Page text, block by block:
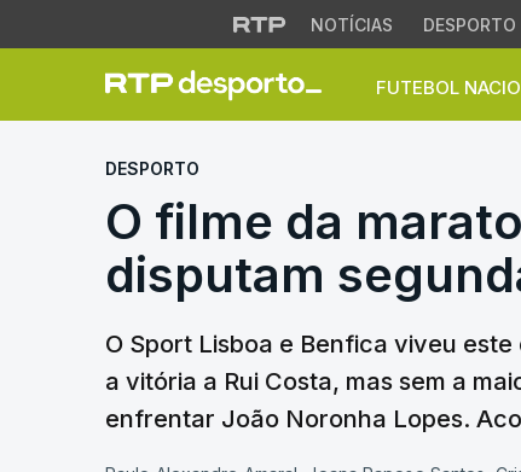
NOTÍCIAS DESPORTO
FUTEBOL
O filme da
DESPORTO
O filme da
disputam
O Sport Lisboa e Benfica viveu
a vitória a Rui Costa, mas sem a
enfrentar João Noronha Lopes.